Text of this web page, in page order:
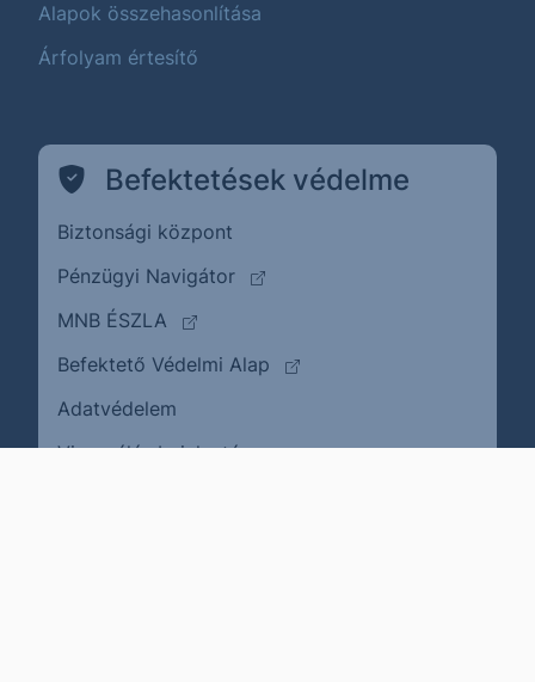
Alapok összehasonlítása
Árfolyam értesítő
Befektetések védelme
Biztonsági központ
Pénzügyi Navigátor
(külső oldalra ugrik)
MNB ÉSZLA
(külső oldalra ugrik)
Befektető Védelmi Alap
(külső oldalra ugrik)
Adatvédelem
Visszaélés bejelentése(külső oldalra ugrik)